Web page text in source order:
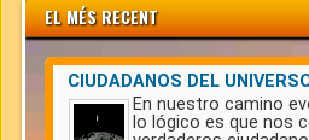
EL MÉS RECENT